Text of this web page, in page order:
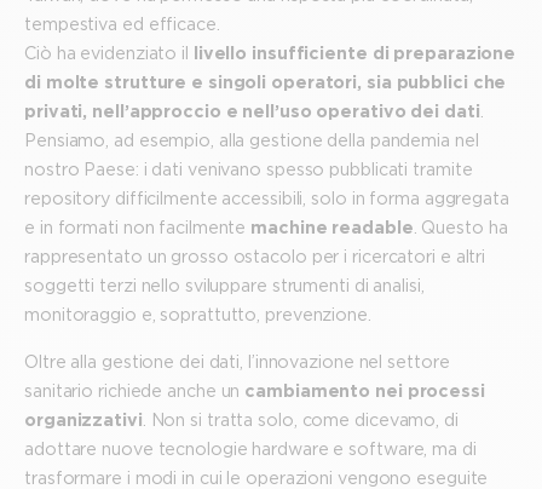
tempestiva ed efficace.
Ciò ha evidenziato il
livello insufficiente di preparazione
di molte strutture e singoli operatori, sia pubblici che
privati, nell’approccio e nell’uso operativo dei dati.
Pensiamo, ad esempio, alla gestione della pandemia nel
nostro Paese: i dati venivano spesso pubblicati tramite
repository difficilmente accessibili, solo in forma aggregata
e in formati non facilmente machine readable. Questo ha
rappresentato un grosso ostacolo per i ricercatori e altri
soggetti terzi nello sviluppare strumenti di analisi,
monitoraggio e, soprattutto, prevenzione.
Oltre alla gestione dei dati, l’innovazione nel settore
sanitario richiede anche un cambiamento nei processi
organizzativi . Non si tratta solo, come dicevamo, di
adottare nuove tecnologie hardware e software, ma di
trasformare i modi in cui le operazioni vengono eseguite